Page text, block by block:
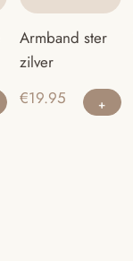
Armband ster
zilver
€19.95